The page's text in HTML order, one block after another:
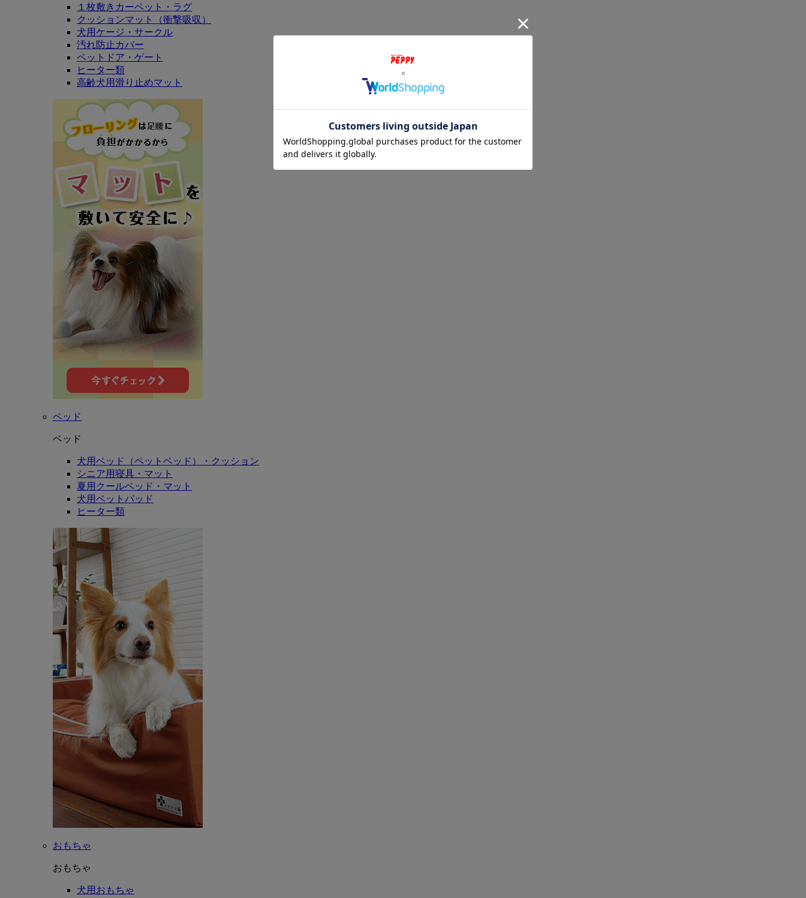
１枚敷きカーペット・ラグ
クッションマット（衝撃吸収）
犬用ケージ・サークル
汚れ防止カバー
ペットドア・ゲート
ヒーター類
高齢犬用滑り止めマット
ベッド
ベッド
犬用ベッド（ペットベッド）・クッション
シニア用寝具・マット
夏用クールベッド・マット
犬用ベットパッド
ヒーター類
おもちゃ
おもちゃ
犬用おもちゃ